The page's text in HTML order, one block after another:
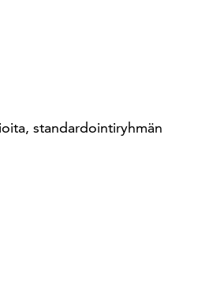
standardointiryhmän